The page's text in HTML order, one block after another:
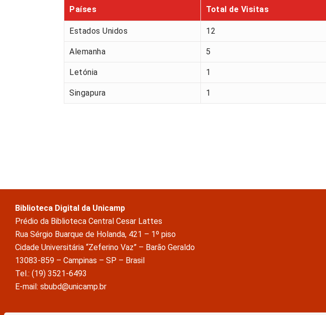
Países
Total de Visitas
Estados Unidos 12
Alemanha 5
Letónia 1
Singapura 1
Biblioteca Digital da Unicamp
Prédio da Biblioteca Central Cesar Lattes
Rua Sérgio Buarque de Holanda, 421 – 1º piso
Cidade Universitária “Zeferino Vaz” – Barão Geraldo
13083-859 – Campinas – SP – Brasil
Tel.: (19) 3521-6493
E-mail: sbubd@unicamp.br